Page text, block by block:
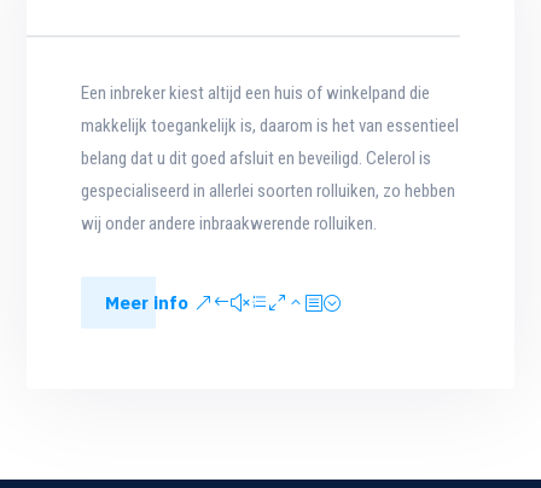
Een inbreker kiest altijd een huis of winkelpand die
makkelijk toegankelijk is, daarom is het van essentieel
belang dat u dit goed afsluit en beveiligd. Celerol is
gespecialiseerd in allerlei soorten rolluiken, zo hebben
wij onder andere inbraakwerende rolluiken.
Meer info